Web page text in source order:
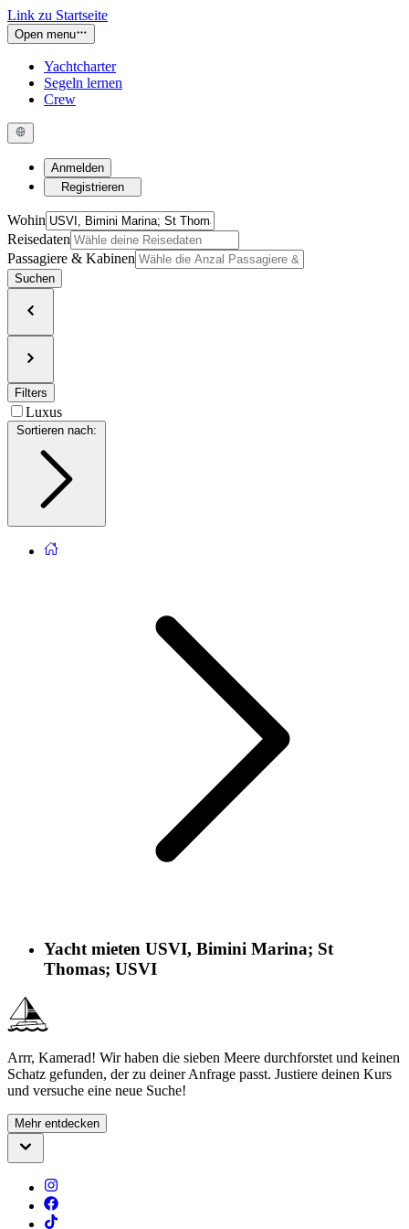
Link zu Startseite
Open menu
Yachtcharter
Segeln lernen
Crew
Anmelden
Registrieren
Wohin
Reisedaten
Passagiere & Kabinen
Suchen
Filters
Luxus
Sortieren nach
Yacht mieten USVI, Bimini Marina; St
Thomas; USVI
Arrr, Kamerad! Wir haben die sieben Meere durchforstet und keinen
Schatz gefunden, der zu deiner Anfrage passt. Justiere deinen Kurs
und versuche eine neue Suche!
Mehr entdecken